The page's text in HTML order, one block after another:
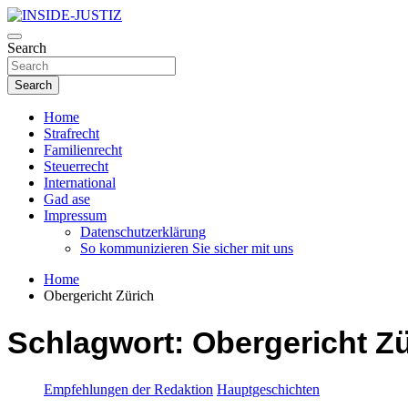
Skip
to
content
INSIDE-JUSTIZ
Investigativer Journalismus zur Dritten Gewalt
Search
Search
Home
Strafrecht
Familienrecht
Steuerrecht
International
Gad ase
Impressum
Datenschutzerklärung
So kommunizieren Sie sicher mit uns
Home
Obergericht Zürich
Schlagwort: Obergericht
Empfehlungen der Redaktion Hauptgeschichten